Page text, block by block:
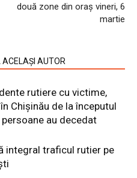
două zone din oraș vineri, 6
martie
ACELAȘI AUTOR
rutiere cu victime,
Chișinău de la începutul
persoane au decedat
integral traficul rutier pe